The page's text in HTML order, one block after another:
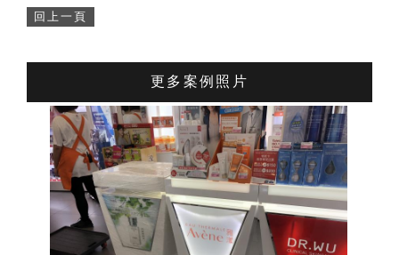
回上一頁
更多案例照片